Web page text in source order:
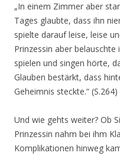
„In einem Zimmer aber
Tages glaubte, dass ihn
spielte darauf leise, leise
Prinzessin aber
spielen und singen hörte,
Glauben bestärkt, dass
Geheimnis steckte.“ (S.264)
Und wie gehts weiter? Ob
Prinzessin nahm bei ihm
Komplikationen hinweg